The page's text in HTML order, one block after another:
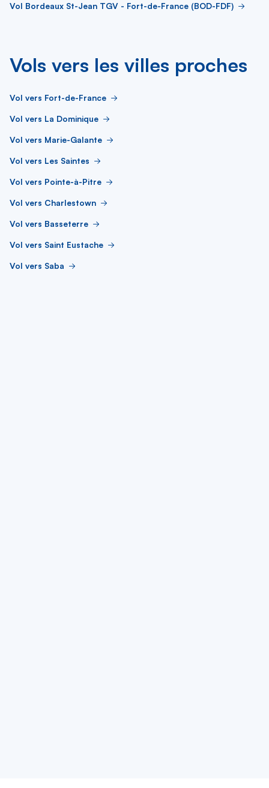
Vol Bordeaux St-Jean TGV - Fort-de-France (BOD-FDF)
Vols vers les villes proches
Vol vers Fort-de-France
Vol vers La Dominique
Vol vers Marie-Galante
Vol vers Les Saintes
Vol vers Pointe-à-Pitre
Vol vers Charlestown
Vol vers Basseterre
Vol vers Saint Eustache
Vol vers Saba